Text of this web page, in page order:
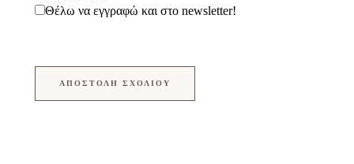
Θέλω να εγγραφώ και στο newsletter!
ΑΠΟΣΤΟΛΉ ΣΧΟΛΊΟΥ